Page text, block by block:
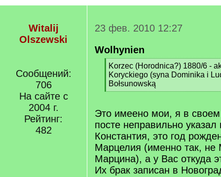
Witalij
Olszewski
Сообщений:
706
На сайте с
2004 г.
Рейтинг:
482
23 фев. 2010 12:27
Wolhynien
[
q
]
Korzec (Horodnica?) 1880/6 -
Koryckiego (syna Dominika i
Bołsunowską
[
q
]
Это имеено мои, я в
посте неправильно
Константия, это год
Марцелия (именно так, не
Марцина), а у Вас откуда
Их брак записан в